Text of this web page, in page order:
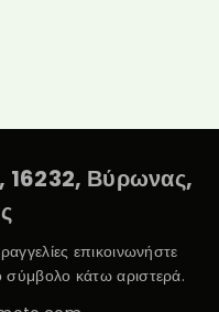
Βύρωνας,
επικοινωνήστε
σύμβολο κάτω αριστερά.